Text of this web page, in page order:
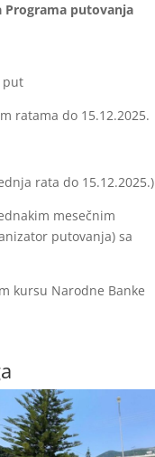
putovanja
put
ratama do 15.12.2025.
rata do 15.12.2025.)
mesečnim
putovanja) sa
kursu Narodne Banke